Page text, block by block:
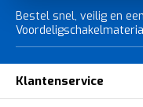
Bestel snel, veilig en
Klantenservice